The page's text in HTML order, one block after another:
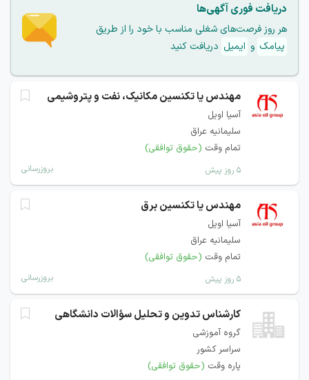
دریافت فوری آگهی‌ها
هر روز فرصت‌های شغلی مناسب با خود را از طریق
پیامک و ایمیل دریافت کنید
مهندس یا تکنسین مکانیک، نفت و پتروشیمی
آسیا اویل
سلیمانیه عراق
تمام وقت (حقوق توافقی)
۵ روز پیش بروزرسانی
مهندس یا تکنسین برق
آسیا اویل
سلیمانیه عراق
تمام وقت (حقوق توافقی)
۵ روز پیش بروزرسانی
کارشناس تدوین و تحلیل سؤالات دانشگاهی
گروه آموزشی
سراسر کشور
پاره وقت (حقوق توافقی)